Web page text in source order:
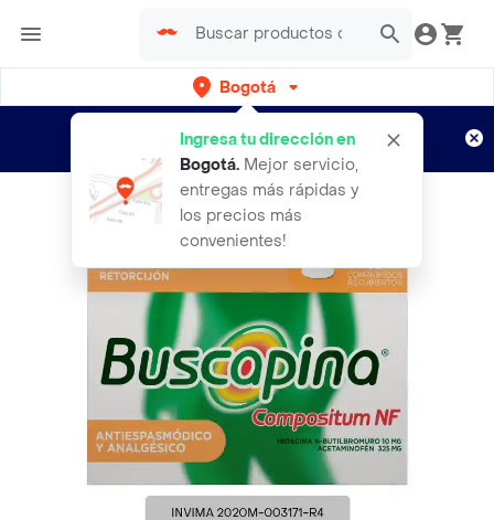
Bogotá
Ingresa tu dirección en
Bogotá. Mejor servicio,
entregas más rápidas y
los precios más
convenientes!
envíos gratis por semanas
Aplican TyC